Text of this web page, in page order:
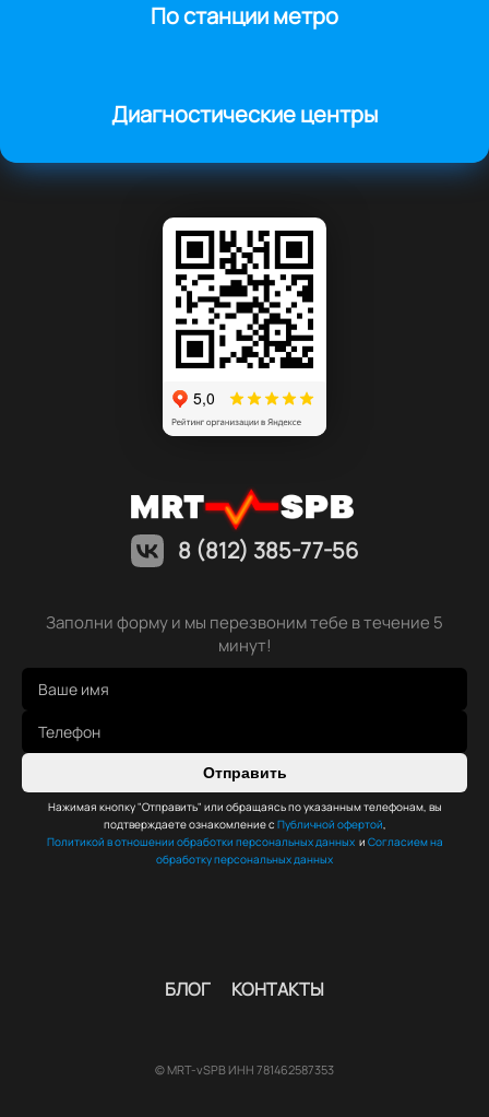
По станции метро
Диагностические центры
8 (812) 385-77-56
Заполни форму и мы перезвоним тебе в течение 5
минут!
Отправить
Нажимая кнопку "Отправить" или обращаясь по указанным телефонам, вы
подтверждаете ознакомление с Публичной офертой
Политикой в отношении обработки персональных данных и Согласием на
обработку персональных данных
БЛОГ КОНТАКТЫ
© MRT-vSPB ИНН 781462587353